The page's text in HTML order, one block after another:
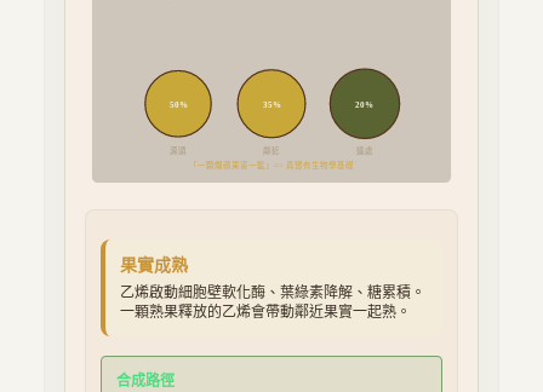
50%
源頭
35%
鄰近
20%
遠處
「一顆爛蘋果害一籃」=> 真實有生物學基礎
果實成熟
乙烯啟動細胞壁軟化酶、葉綠素降解、糖累積。
一顆熟果釋放的乙烯會帶動鄰近果實一起熟。
合成路徑